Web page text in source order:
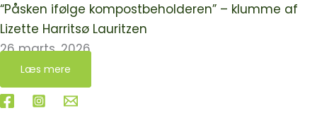
“Påsken ifølge kompostbeholderen” – klumme af
Lizette Harritsø Lauritzen
26 marts, 2026
Læs mere